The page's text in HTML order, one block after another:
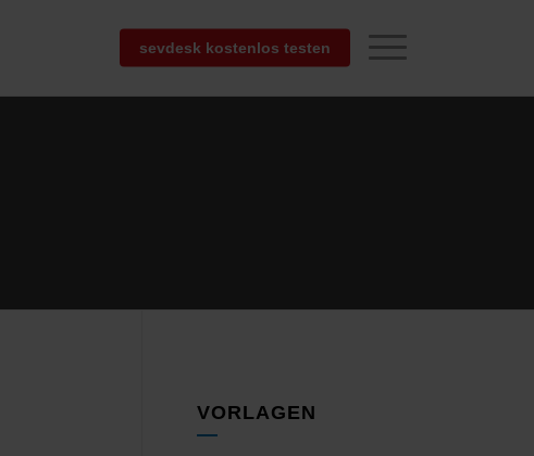
sevdesk kostenlos testen
VORLAGEN